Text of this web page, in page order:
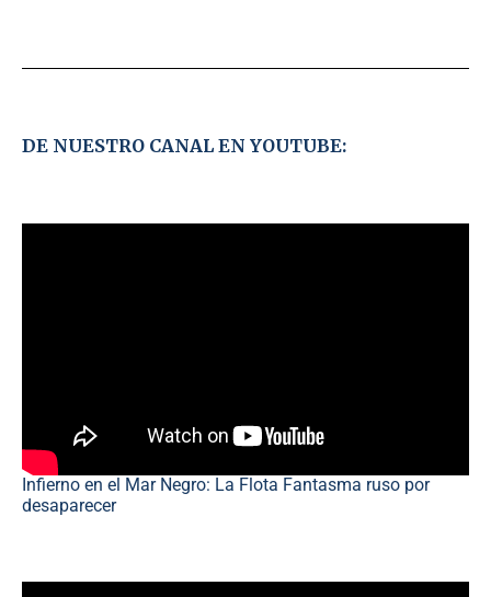
DE NUESTRO CANAL EN YOUTUBE:
Infierno en el Mar Negro: La Flota Fantasma ruso por
desaparecer